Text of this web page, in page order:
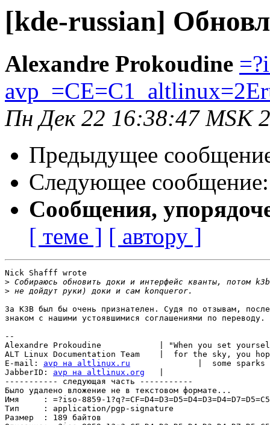
[kde-russian]
Alexandre Prokoudine
Пн Дек 22 16:38:47 MSK
Предыдущее
Следующее
Сообщения,
[ теме ] [ автору ]
Nick Shafff wrote
>
>
За K3B был бы очень признателен. Судя по отзывам,
знаком с нашими устоявшимися соглашениями по переводу.
--
Alexandre Prokoudine		| "When you set yourself on fire and aim
ALT Linux Documentation Team	|  for the sky, you hope to leave behind
E-mail: avp на altlinux.ru
JabberID: avp на altlinux.org
----------- следующая часть -----------
Было удалено вложение не в текстовом формате...
Имя     : =?iso-8859-
Тип     : application/pgp-signature
Размер  : 189 байтов